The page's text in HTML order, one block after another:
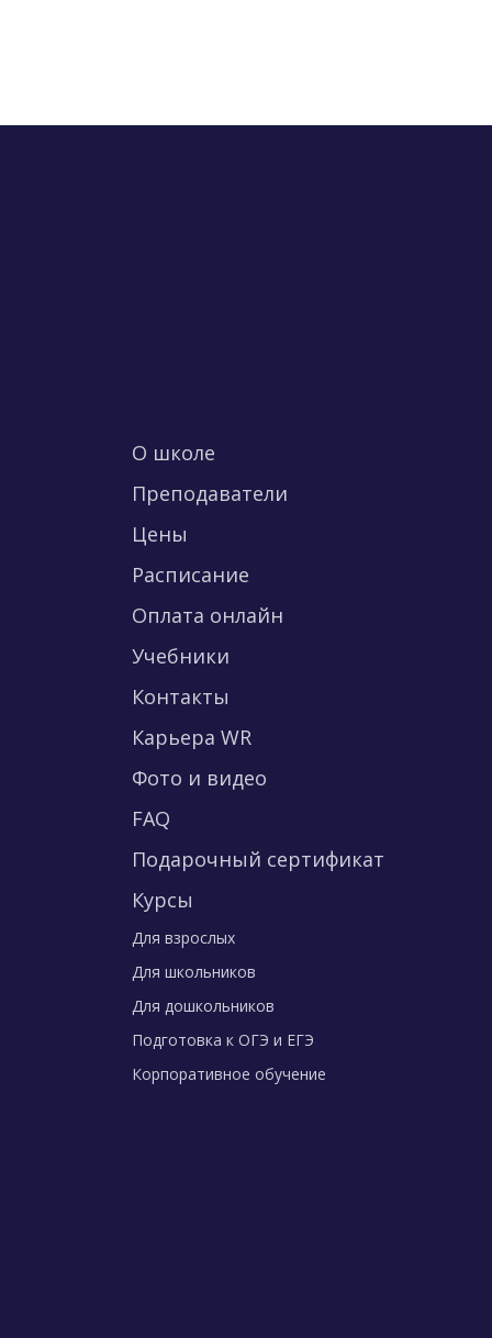
О школе
Преподаватели
Цены
Расписание
Оплата онлайн
Учебники
Контакты
Карьера WR
Фото и видео
FAQ
Подарочный сертификат
Курсы
Для взрослых
Для школьников
Для дошкольников
Подготовка к ОГЭ и ЕГЭ
Корпоративное обучение